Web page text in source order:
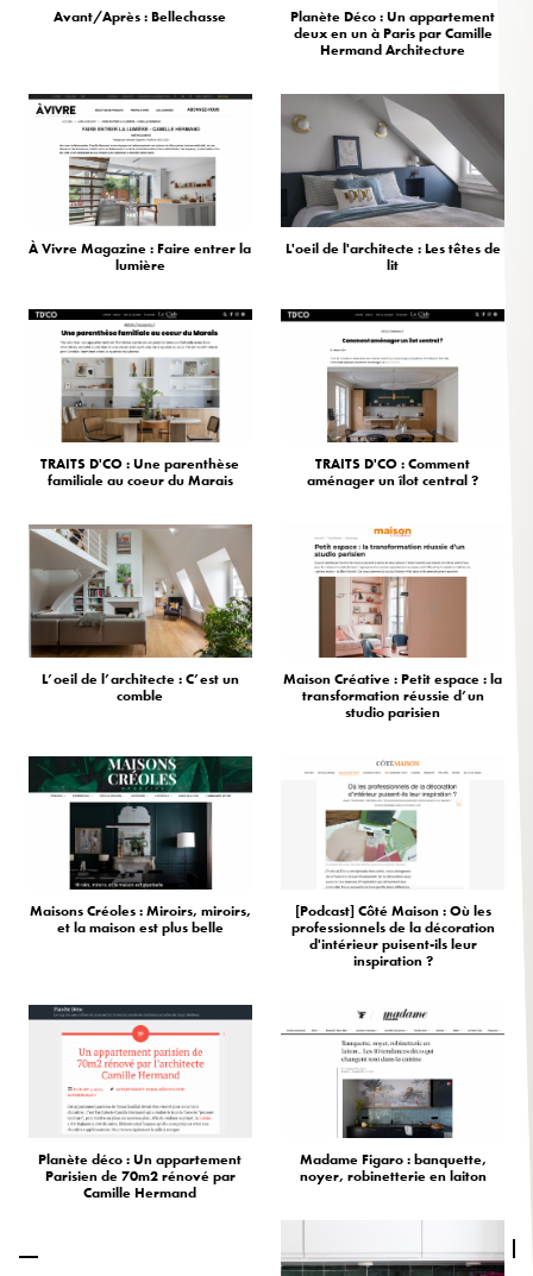
Avant/Après : Bellechasse
Planète Déco : Un appartement
deux en un à Paris par Camille
Hermand Architecture
À Vivre Magazine : Faire entrer la
lumière
L'oeil de l'architecte : Les têtes de
lit
TRAITS D'CO : Une parenthèse
familiale au coeur du Marais
TRAITS D'CO : Comment
aménager un îlot central ?
L’oeil de l’architecte : C’est un
comble
Maison Créative : Petit espace : la
transformation réussie d’un
studio parisien
Maisons Créoles : Miroirs, miroirs,
et la maison est plus belle
[Podcast] Côté Maison : Où les
professionnels de la décoration
d'intérieur puisent-ils leur
inspiration ?
Planète déco : Un appartement
Parisien de 70m2 rénové par
Camille Hermand
Madame Figaro : banquette,
noyer, robinetterie en laiton